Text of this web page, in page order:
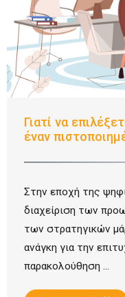
Γιατί να
έναν
Στην εποχή της
διαχείριση των
των στρατηγικών
ανάγκη για την
παρακολούθηση ...